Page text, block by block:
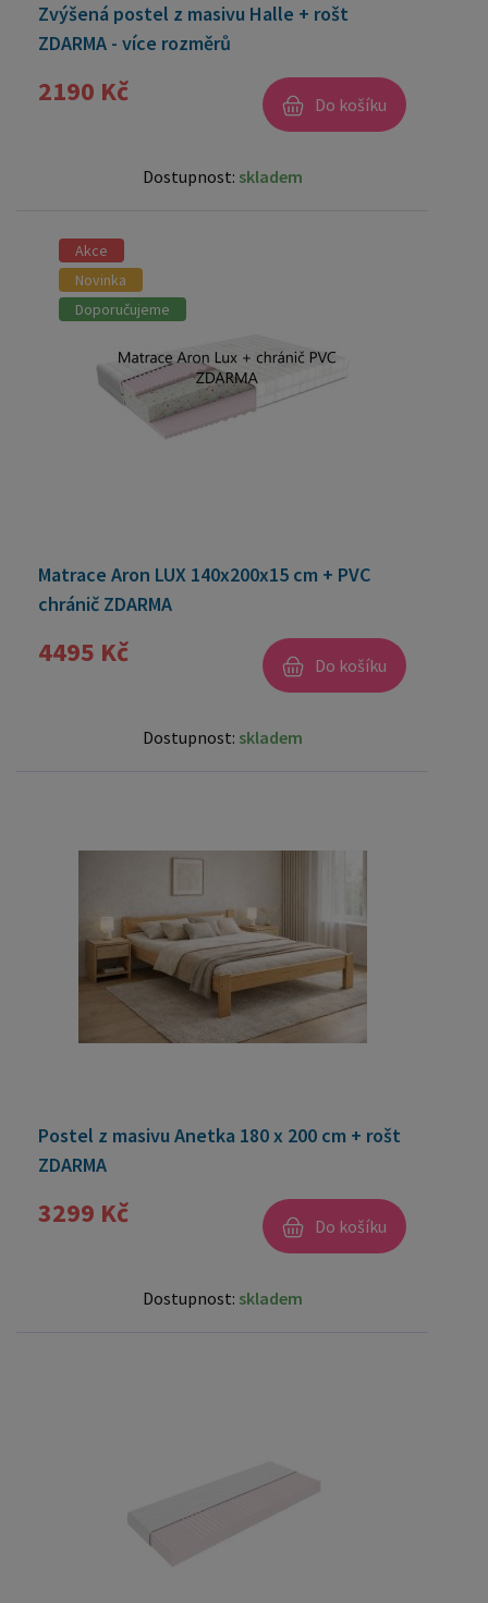
Zvýšená postel z masivu Halle + rošt
ZDARMA - více rozměrů
2190 Kč Do košíku
Dostupnost: skladem
Akce
Novinka
Doporučujeme
Matrace Aron LUX 140x200x15 cm + PVC
chránič ZDARMA
4495 Kč Do košíku
Dostupnost: skladem
Postel z masivu Anetka 180 x 200 cm + rošt
ZDARMA
3299 Kč Do košíku
Dostupnost: skladem